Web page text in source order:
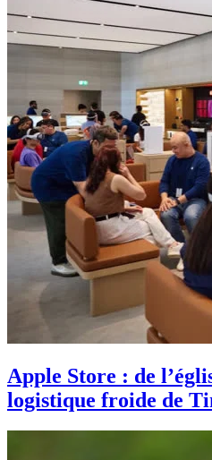
Apple Store : de
logistique froide de